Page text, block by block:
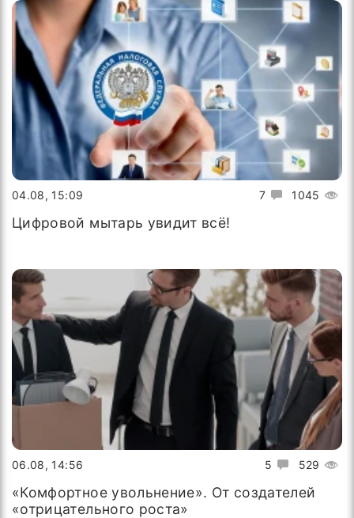
7 1045
04.08, 15:09
Цифровой мытарь увидит всё!
5 529
06.08, 14:56
«Комфортное увольнение». От создателей
«отрицательного роста»